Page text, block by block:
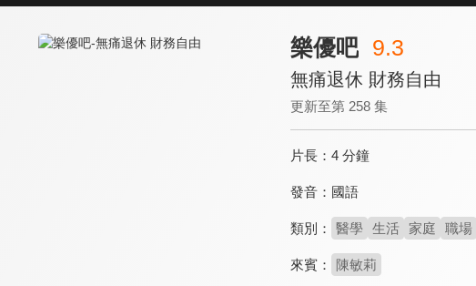
樂優吧 9.3
無痛退休 財務自由
更新至第 258 集
片長： 4 分鐘
發音： 國語
類別： 醫學 生活 家庭 職場
來賓： 陳敏莉